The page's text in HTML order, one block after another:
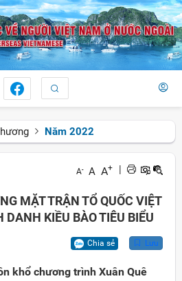
Năm 2022
A- A A+ |
MẶT TRẬN TỔ QUỐC VIỆT
KIỀU BÀO TIÊU BIỂU
Chia sẻ Lưu
khổ chương trình Xuân Quê